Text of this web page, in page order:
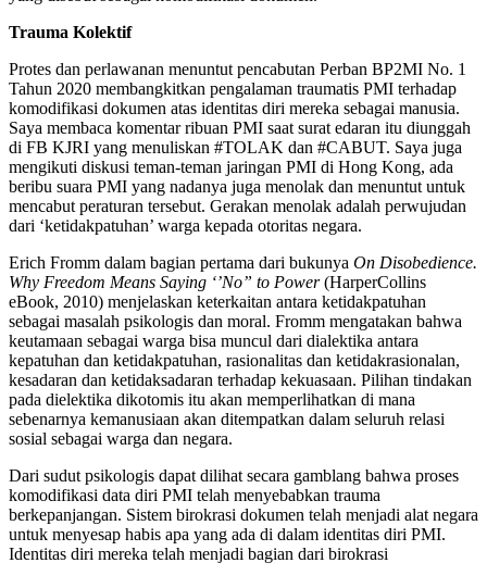
Trauma Kolektif
Protes dan perlawanan menuntut pencabutan Perban BP2MI No. 1
Tahun 2020 membangkitkan pengalaman traumatis PMI terhadap
komodifikasi dokumen atas identitas diri mereka sebagai manusia.
Saya membaca komentar ribuan PMI saat surat edaran itu diunggah
di FB KJRI yang menuliskan #TOLAK dan #CABUT. Saya juga
mengikuti diskusi teman-teman jaringan PMI di Hong Kong, ada
beribu suara PMI yang nadanya juga menolak dan menuntut untuk
mencabut peraturan tersebut. Gerakan menolak adalah perwujudan
dari ‘ketidakpatuhan’ warga kepada otoritas negara.
Erich Fromm dalam bagian pertama dari bukunya On Disobedience.
Why Freedom Means Saying ‘’No” to Power(HarperCollins
eBook, 2010) menjelaskan keterkaitan antara ketidakpatuhan
sebagai masalah psikologis dan moral. Fromm mengatakan bahwa
keutamaan sebagai warga bisa muncul dari dialektika antara
kepatuhan dan ketidakpatuhan, rasionalitas dan ketidakrasionalan,
kesadaran dan ketidaksadaran terhadap kekuasaan. Pilihan tindakan
pada dielektika dikotomis itu akan memperlihatkan di mana
sebenarnya kemanusiaan akan ditempatkan dalam seluruh relasi
sosial sebagai warga dan negara.
Dari sudut psikologis dapat dilihat secara gamblang bahwa proses
komodifikasi data diri PMI telah menyebabkan trauma
berkepanjangan. Sistem birokrasi dokumen telah menjadi alat negara
untuk menyesap habis apa yang ada di dalam identitas diri PMI.
Identitas diri mereka telah menjadi bagian dari birokrasi